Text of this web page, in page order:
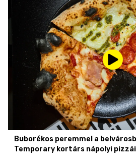
Buborékos peremmel a
Temporary kortárs nápolyi